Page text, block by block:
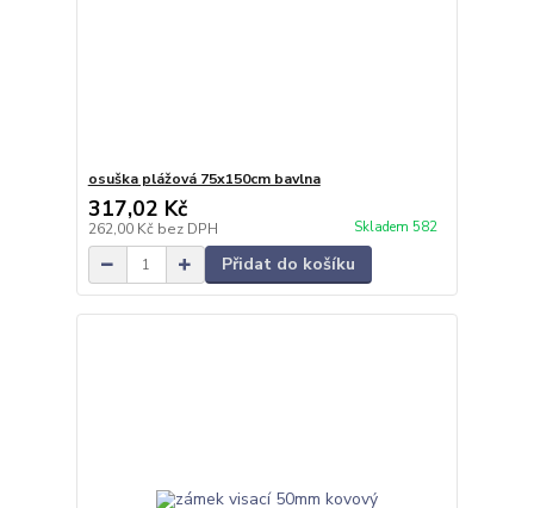
osuška plážová 75x150cm bavlna
317,02 Kč
262,00 Kč bez DPH Skladem 582
Přidat do košíku